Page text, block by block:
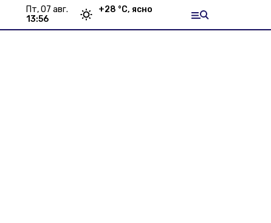
пт, 07 авг.
13:56
+28 °С, ясно